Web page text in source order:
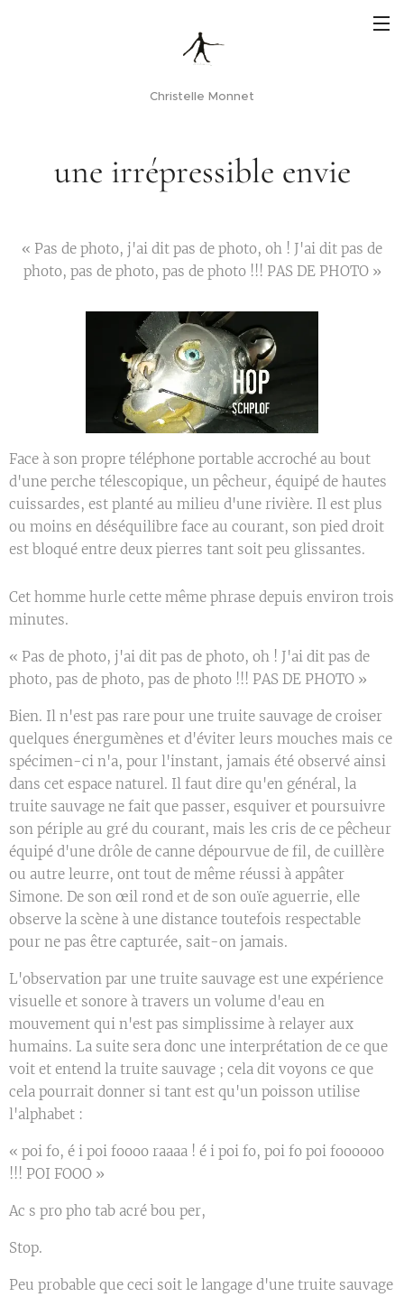
Christelle Monnet
une irrépressible envie
« Pas de photo, j'ai dit pas de photo, oh ! J'ai dit pas de
photo, pas de photo, pas de photo !!! PAS DE PHOTO »
Face à son propre téléphone portable accroché au bout
d'une perche télescopique, un pêcheur, équipé de hautes
cuissardes, est planté au milieu d'une rivière. Il est plus
ou moins en déséquilibre face au courant, son pied droit
est bloqué entre deux pierres tant soit peu glissantes.
Cet homme hurle cette même phrase depuis environ trois
minutes.
« Pas de photo, j'ai dit pas de photo, oh ! J'ai dit pas de
photo, pas de photo, pas de photo !!! PAS DE PHOTO »
Bien. Il n'est pas rare pour une truite sauvage de croiser
quelques énergumènes et d'éviter leurs mouches mais ce
spécimen-ci n'a, pour l'instant, jamais été observé ainsi
dans cet espace naturel. Il faut dire qu'en général, la
truite sauvage ne fait que passer, esquiver et poursuivre
son périple au gré du courant, mais les cris de ce pêcheur
équipé d'une drôle de canne dépourvue de fil, de cuillère
ou autre leurre, ont tout de même réussi à appâter
Simone. De son œil rond et de son ouïe aguerrie, elle
observe la scène à une distance toutefois respectable
pour ne pas être capturée, sait-on jamais.
L'observation par une truite sauvage est une expérience
visuelle et sonore à travers un volume d'eau en
mouvement qui n'est pas simplissime à relayer aux
humains. La suite sera donc une interprétation de ce que
voit et entend la truite sauvage ; cela dit voyons ce que
cela pourrait donner si tant est qu'un poisson utilise
l'alphabet :
« poi fo, é i poi foooo raaaa ! é i poi fo, poi fo poi foooooo
!!! POI FOOO »
Ac s pro pho tab acré bou per,
Stop.
Peu probable que ceci soit le langage d'une truite sauvage